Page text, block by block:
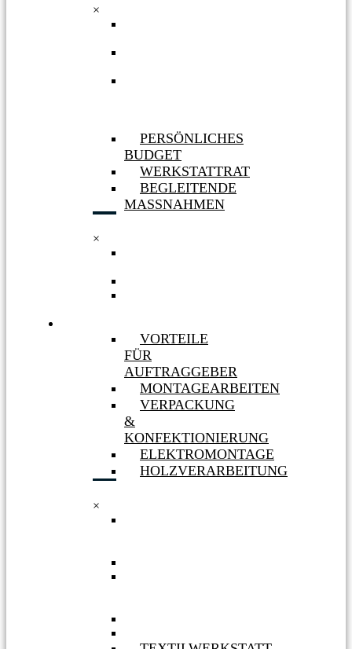
×
PERSÖNLICHES
BUDGET
WERKSTATTRAT
BEGLEITENDE
MASSNAHMEN
×
VORTEILE
FÜR
AUFTRAGGEBER
MONTAGEARBEITEN
VERPACKUNG
&
KONFEKTIONIERUNG
ELEKTROMONTAGE
HOLZVERARBEITUNG
×